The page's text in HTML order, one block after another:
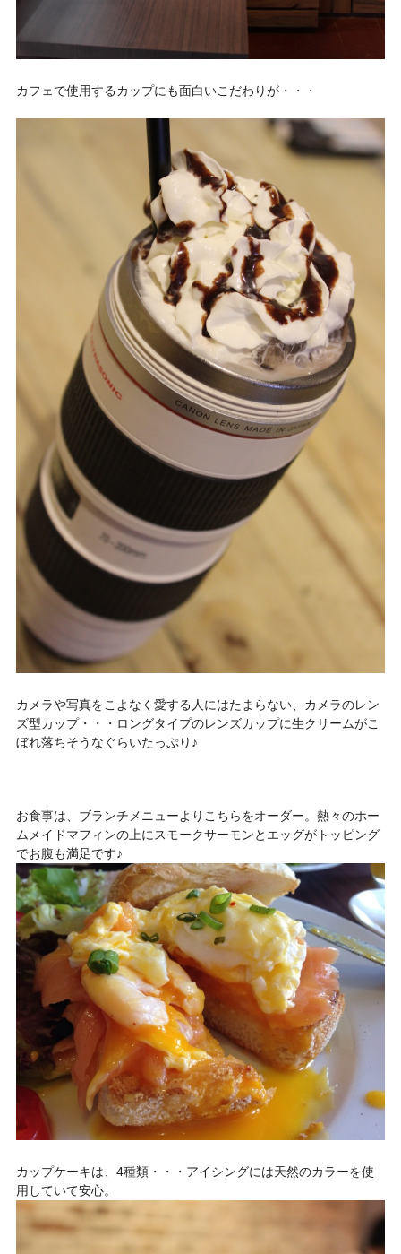
カフェで使用するカップにも面白いこだわりが・・・
カメラや写真をこよなく愛する人にはたまらない、カメラのレン
ズ型カップ・・・ロングタイプのレンズカップに生クリームがこ
ぼれ落ちそうなぐらいたっぷり♪
お食事は、ブランチメニューよりこちらをオーダー。熱々のホー
ムメイドマフィンの上にスモークサーモンとエッグがトッピング
でお腹も満足です♪
カップケーキは、4種類・・・アイシングには天然のカラーを使
用していて安心。